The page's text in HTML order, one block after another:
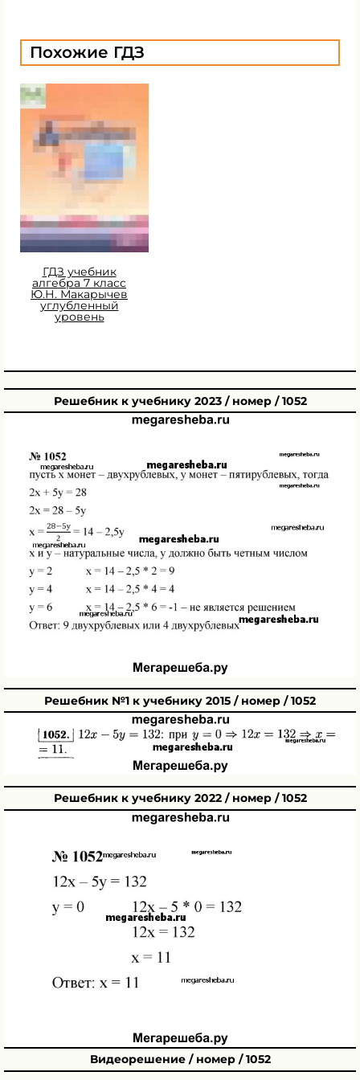
Похожие ГДЗ
ГДЗ учебник
алгебра 7 класс
Ю.Н. Макарычев
углубленный
уровень
Решебник к учебнику 2023 / номер / 1052
Решебник №1 к учебнику 2015 / номер / 1052
Решебник к учебнику 2022 / номер / 1052
Видеорешение / номер / 1052